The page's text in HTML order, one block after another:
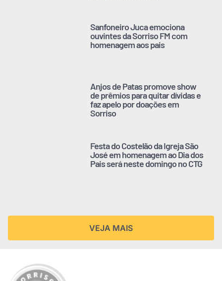
Sanfoneiro Juca emociona
ouvintes da Sorriso FM com
homenagem aos pais
Anjos de Patas promove show
de prêmios para quitar dívidas e
faz apelo por doações em
Sorriso
Festa do Costelão da Igreja São
José em homenagem ao Dia dos
Pais será neste domingo no CTG
VEJA MAIS